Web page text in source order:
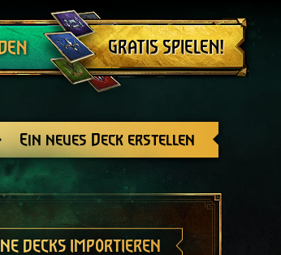
GRATIS SPIELEN!
Ein neues Deck erstellen
DECKS IMPORTIEREN